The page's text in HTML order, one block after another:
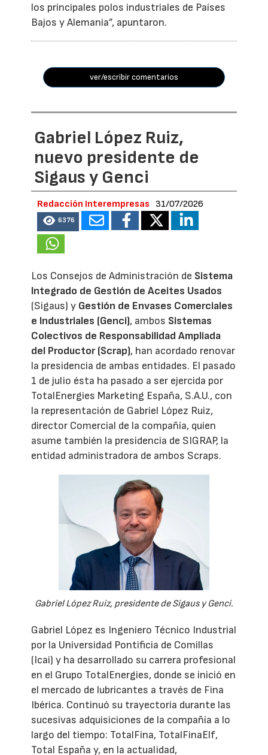
los principales polos industriales de Países
Bajos y Alemania”, apuntaron.
ver/escribir comentarios
Gabriel López Ruiz,
nuevo presidente de
Sigaus y Genci
Redacción Interempresas 31/07/2026
6376
Los Consejos de Administración de Sistema
Integrado de Gestión de Aceites Usados
(Sigaus) y Gestión de Envases Comerciales
e Industriales (Genci), ambos Sistemas
Colectivos de Responsabilidad Ampliada
del Productor (Scrap), han acordado renovar
la presidencia de ambas entidades. El pasado
1 de julio ésta ha pasado a ser ejercida por
TotalEnergies Marketing España, S.A.U., con
la representación de Gabriel López Ruiz,
director Comercial de la compañía, quien
asume también la presidencia de SIGRAP, la
entidad administradora de ambos Scraps.
Gabriel López Ruiz, presidente de Sigaus y Genci.
Gabriel López es Ingeniero Técnico Industrial
por la Universidad Pontificia de Comillas
(Icai) y ha desarrollado su carrera profesional
en el Grupo TotalEnergies, donde se inició en
el mercado de lubricantes a través de Fina
Ibérica. Continuó su trayectoria durante las
sucesivas adquisiciones de la compañía a lo
largo del tiempo: TotalFina, TotalFinaElf,
Total España y, en la actualidad,